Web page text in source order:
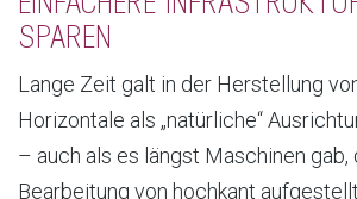
SPAREN
Lange Zeit galt in der Herstellung
Horizontale als „natürliche“
– auch als es längst Maschinen gab,
Bearbeitung von hochkant